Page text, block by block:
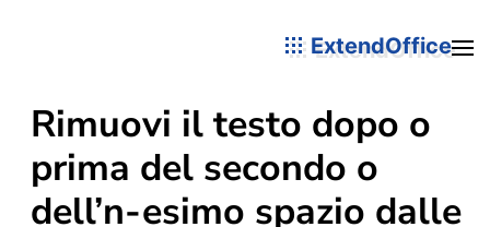
ExtendOffice
Rimuovi il testo dopo o
prima del secondo o
dell’n-esimo spazio dalle